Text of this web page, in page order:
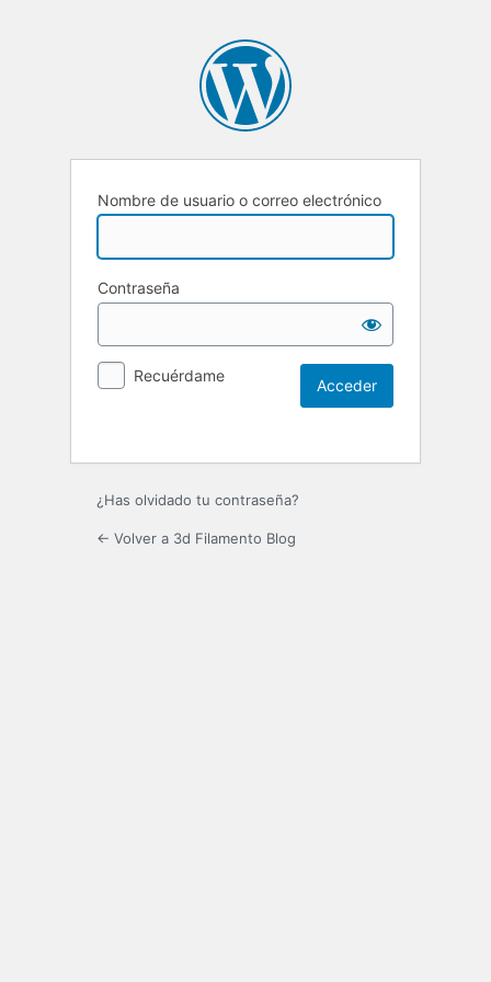
Nombre de usuario o correo electrónico
Contraseña
Recuérdame
¿Has olvidado tu contraseña?
← Volver a 3d Filamento Blog